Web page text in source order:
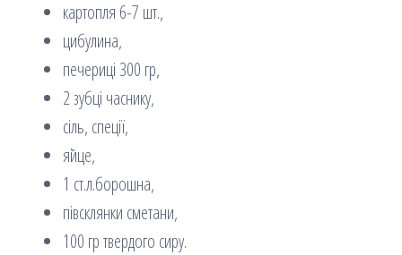
картопля 6-7 шт.,
цибулина,
печериці 300 гр,
2 зубці часнику,
сіль, спеції,
яйце,
1 ст.л.борошна,
півсклянки сметани,
100 гр твердого сиру.